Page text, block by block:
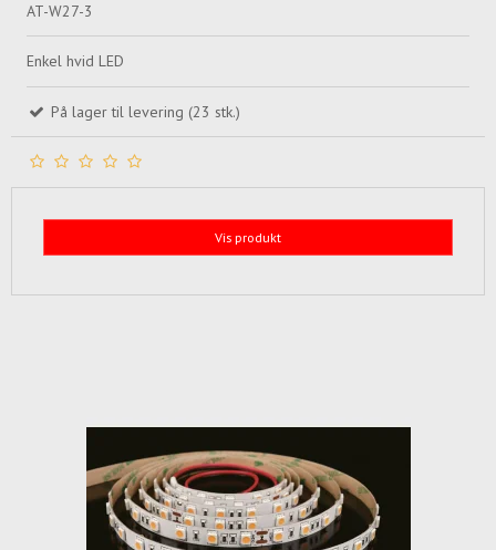
AT-W27-3
Enkel hvid LED
På lager til levering (23 stk.)
Vis produkt